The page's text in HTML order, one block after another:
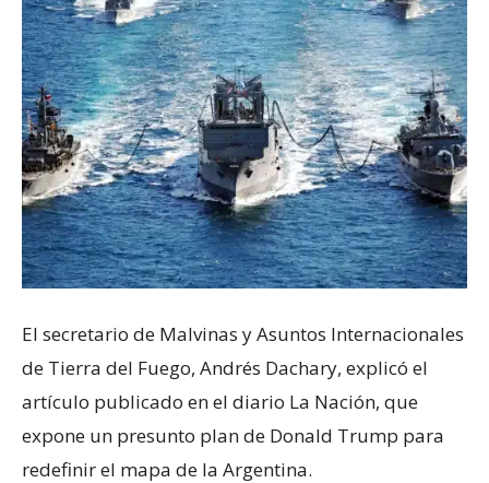
El secretario de Malvinas y Asuntos Internacionales
de Tierra del Fuego, Andrés Dachary, explicó el
artículo publicado en el diario La Nación, que
expone un presunto plan de Donald Trump para
redefinir el mapa de la Argentina.